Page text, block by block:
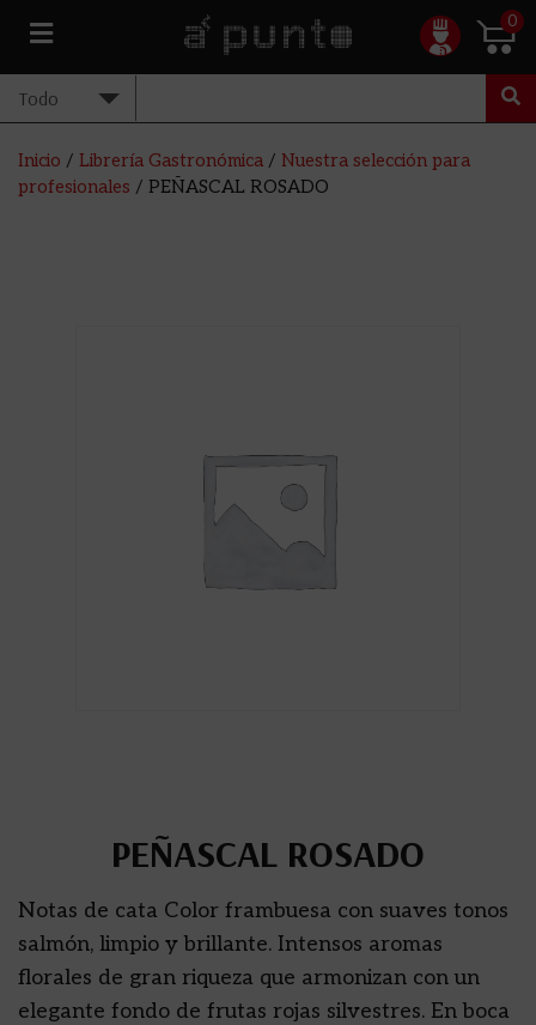
0
Inicio / Librería Gastronómica / Nuestra selección para
profesionales / PEÑASCAL ROSADO
PEÑASCAL ROSADO
Notas de cata Color frambuesa con suaves tonos
salmón, limpio y brillante. Intensos aromas
florales de gran riqueza que armonizan con un
elegante fondo de frutas rojas silvestres. En boca